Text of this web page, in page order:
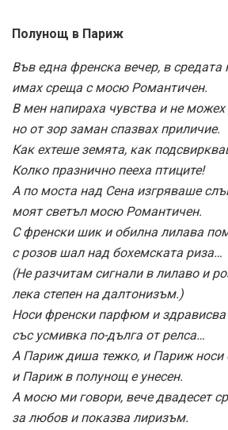
Полунощ в Париж
Във една френска вечер, в средата
имах среща с мосю Романтичен.
В мен напираха чувства и не
но от зор заман спазвах приличие.
Как ехтеше земята, как
Колко празнично пееха птиците!
А по моста над Сена изгряваше
моят светъл мосю Романтичен.
С френски шик и обилна лилава
с розов шал над бохемската риза…
(Не разчитам сигнали в лилаво и
лека степен на далтонизъм.)
Носи френски парфюм и здрависва
със усмивка по-дълга от релса…
А Париж диша тежко, и Париж носи
и Париж в полунощ е унесен.
А мосю ми говори, вече двадесет
за любов и показва лиризъм.